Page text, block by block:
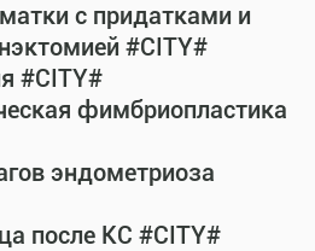
с придатками и
#CITY#
#CITY#
фимбриопластика
эндометриоза
после КС #CITY#